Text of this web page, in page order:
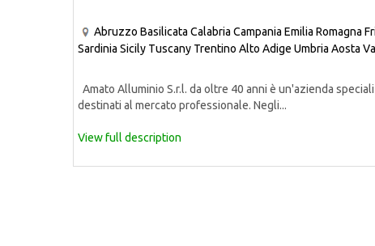
Abruzzo Basilicata Calabria Campania Emilia Romagna
Sardinia Sicily Tuscany Trentino Alto Adige Umbria Aosta
Amato Alluminio S.r.l. da oltre 40 anni è un'azienda
destinati al mercato professionale. Negli...
View full description